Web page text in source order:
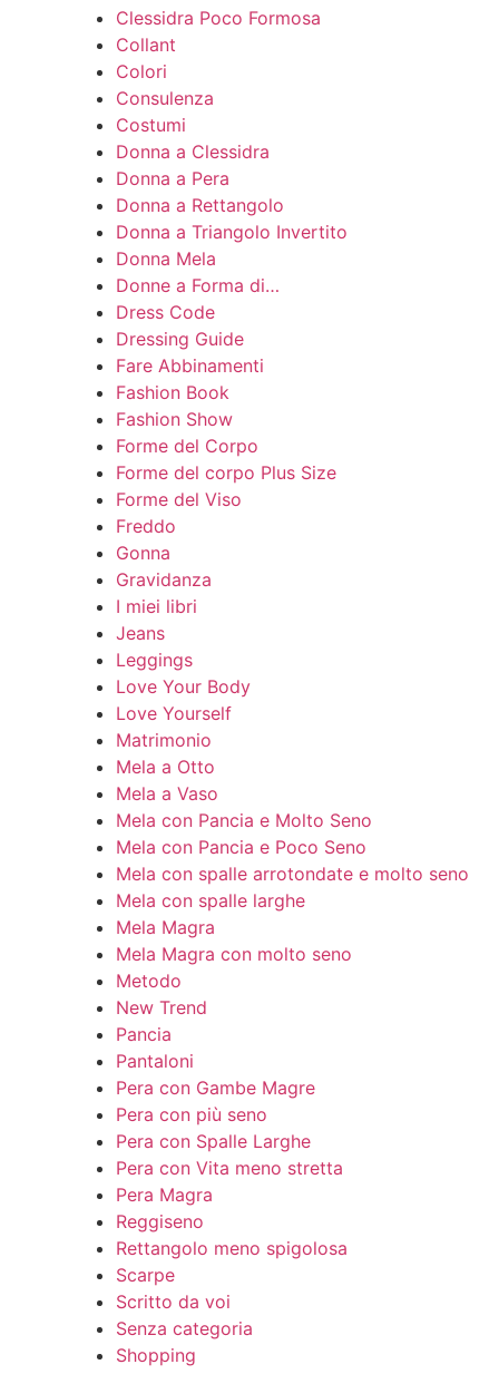
Clessidra Poco Formosa
Collant
Colori
Consulenza
Costumi
Donna a Clessidra
Donna a Pera
Donna a Rettangolo
Donna a Triangolo Invertito
Donna Mela
Donne a Forma di…
Dress Code
Dressing Guide
Fare Abbinamenti
Fashion Book
Fashion Show
Forme del Corpo
Forme del corpo Plus Size
Forme del Viso
Freddo
Gonna
Gravidanza
I miei libri
Jeans
Leggings
Love Your Body
Love Yourself
Matrimonio
Mela a Otto
Mela a Vaso
Mela con Pancia e Molto Seno
Mela con Pancia e Poco Seno
Mela con spalle arrotondate e molto seno
Mela con spalle larghe
Mela Magra
Mela Magra con molto seno
Metodo
New Trend
Pancia
Pantaloni
Pera con Gambe Magre
Pera con più seno
Pera con Spalle Larghe
Pera con Vita meno stretta
Pera Magra
Reggiseno
Rettangolo meno spigolosa
Scarpe
Scritto da voi
Senza categoria
Shopping